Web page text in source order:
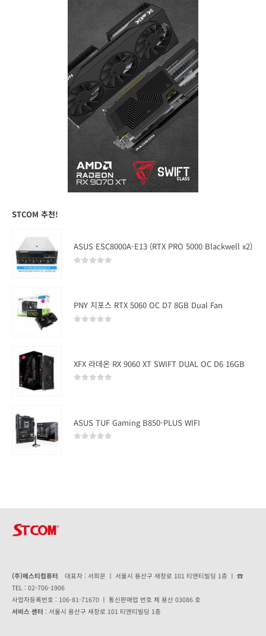
STCOM 추천!
ASUS ESC8000A-E13 (RTX PRO 5000 Blackwell x2)
PNY 지포스 RTX 5060 OC D7 8GB Dual Fan
XFX 라데온 RX 9060 XT SWIFT DUAL OC D6 16GB
ASUS TUF Gaming B850-PLUS WIFI
(주)에스티컴퓨터 대표자 : 서희문 ㅣ 서울시 용산구 새창로 101 티앤티빌딩 1층 ㅣ ☎
TEL : 02-706-1906
사업자등록번호 : 106-81-71670 ㅣ 통신판매업 번호 제 용산 03086 호
서비스 센터 : 서울시 용산구 새창로 101 티앤티빌딩 1층